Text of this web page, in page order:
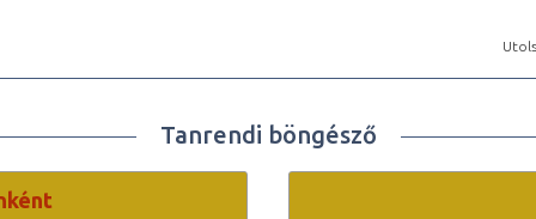
Tanrendi böngésző